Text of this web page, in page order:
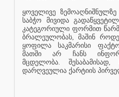
ყოველივე
საბჭო მივიდა
კატეგორიული ფორმით
ბრალეულობას, მაშინ
ყოფილა საკმარისი
მათში არ ჩანს
მცდელობა.
დარღვეულია ქარტიის